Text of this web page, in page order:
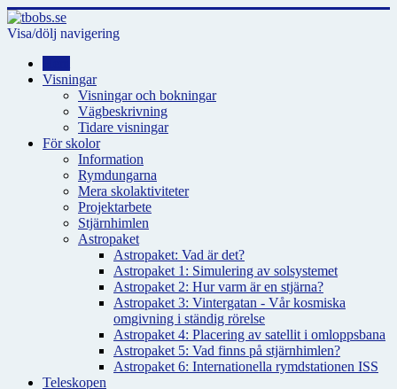
Visa/dölj navigering
Visningar
Visningar och bokningar
Vägbeskrivning
Tidare visningar
För skolor
Information
Rymdungarna
Mera skolaktiviteter
Projektarbete
Stjärnhimlen
Astropaket
Astropaket: Vad är det?
Astropaket 1: Simulering av solsystemet
Astropaket 2: Hur varm är en stjärna?
Astropaket 3: Vintergatan - Vår kosmiska
omgivning i ständig rörelse
Astropaket 4: Placering av satellit i omloppsbana
Astropaket 5: Vad finns på stjärnhimlen?
Astropaket 6: Internationella rymdstationen ISS
Teleskopen